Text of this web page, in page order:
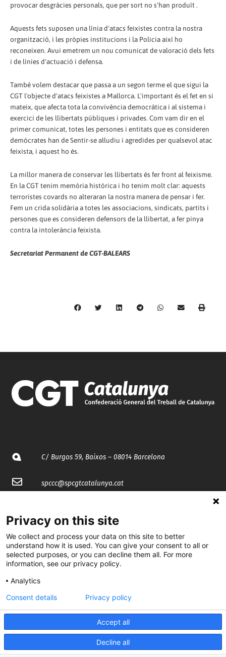
provocar desgràcies personals, que per sort no s'han produït .
Aquests fets suposen una línia d'atacs feixistes contra la nostra
organització, i les pròpies institucions i la Policia així ho
reconeixen. Avui emetrem un nou comunicat de valoració dels fets
i de línies d'actuació i defensa.
També volem destacar que passa a un segon terme el que sigui la
CGT l'objecte d'atacs feixistes a Mallorca. L'important és el fet en si
mateix, que afecta tota la convivència democràtica i al sistema i
exercici de les llibertats públiques i privades. Com vam dir en el
primer comunicat, totes les persones i entitats que es consideren
demòcrates han de Sentir-se al·ludiu i agredides per qualsevol atac
feixista, i aquest ho és.
La millor manera de conservar les llibertats és fer front al feixisme.
En la CGT tenim memòria històrica i ho tenim molt clar: aquests
terroristes covards no alteraran la nostra manera de pensar i fer.
Fem un crida solidària a totes les associacions, sindicats, partits i
persones que es consideren defensors de la llibertat, a fer pinya
contra la intolerància feixista.
Secretariat Permanent de CGT-BALEARS
C/ Burgos 59, Baixos – 08014 Barcelona
spccc@spcgtcatalunya.cat
@CGTCatalunya
cgtcatalunya
cgtcatalunya
Desenvolupat per
Privacy on this site
We collect and process your data on this site to better
understand how it is used. You can give your consent to all or
selected purposes, or you can decline them all. For more
information, see our privacy policy.
Analytics
Accept all
Decline all
Consent details Privacy policy